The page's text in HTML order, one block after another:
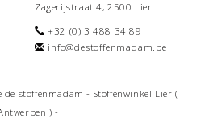
Zagerijstraat 4, 2500 Lier
+32 (0) 3 488 34 89
info@destoffenmadam.be
stoffenmadam - Stoffenwinkel Lier (
) -